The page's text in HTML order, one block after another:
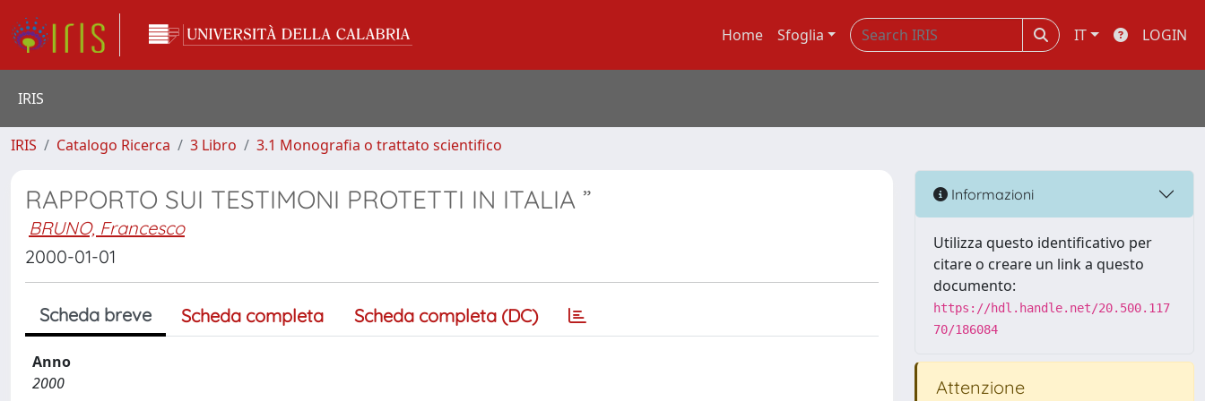
Home Sfoglia IT LOGIN
IRIS
IRIS Catalogo Ricerca 3 Libro 3.1 Monografia o trattato scientifico
RAPPORTO SUI TESTIMONI PROTETTI IN ITALIA ”
BRUNO, Francesco
2000-01-01
Scheda breve Scheda completa Scheda completa (DC)
Anno
2000
Informazioni
Utilizza questo identificativo per
citare o creare un link a questo
documento:
https://hdl.handle.net/20.500.117
70/186084
Attenzione